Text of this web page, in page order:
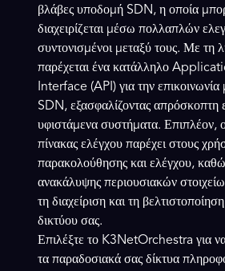
βλάβες υποδομή SDN, η οποία
διαχειρίζεται μέσω πολλαπλών
συντονισμένοι μεταξύ τους. Με τη
παρέχεται ένα κατάλληλο
Interface (API) για την
SDN, εξασφαλίζοντας
υφιστάμενα συστήματα. Επιπλέον,
πίνακας ελέγχου παρέχει στους
παρακολούθησης και ελέγχου,
ανακάλυψης περιουσιακών
τη διαχείριση και τη
δικτύου σας.
Επιλέξτε το K3NetOrchestra για
τα παραδοσιακά σας δίκτυα